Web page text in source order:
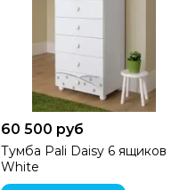
60 500 руб
Тумба Pali Daisy 6 ящиков
White